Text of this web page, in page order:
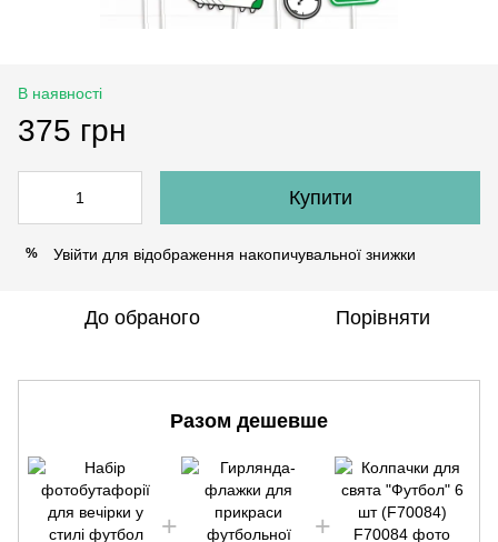
В наявності
375 грн
Купити
% Увійти для відображення накопичувальної знижки
До обраного Порівняти
Разом дешевше